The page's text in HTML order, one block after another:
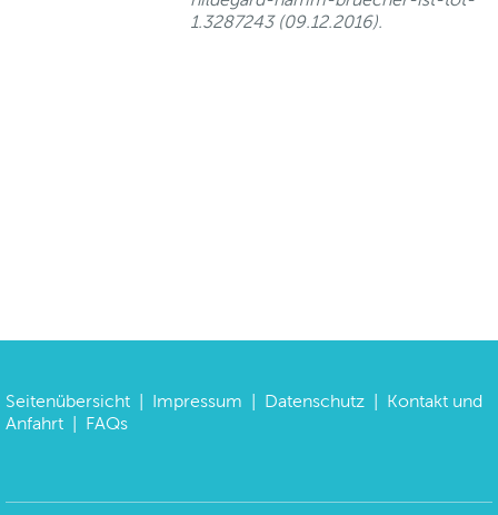
1.3287243 (09.12.2016).
Seitenübersicht Impressum Datenschutz
Kontakt und
Anfahrt
FAQs